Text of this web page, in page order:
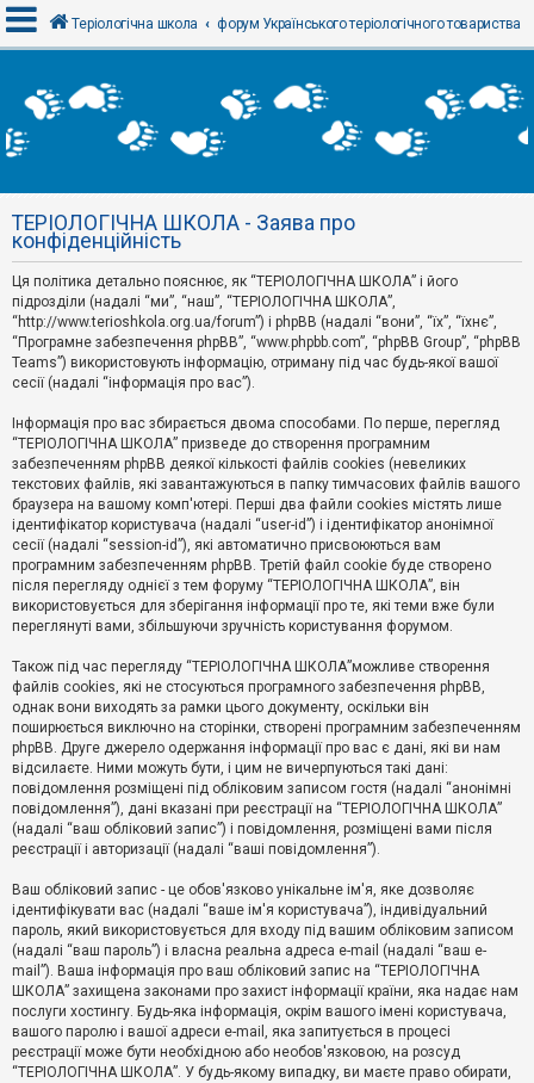
х
і
Р
е
с
т
р
а
ц
і
я
Т
е
м
и
б
е
з
в
і
д
о
і
д
е
й
А
т
и
в
е
м
и
П
о
ш
у
Теріологічна школа форум Українського теріологічного товариства
ТЕРІОЛОГІЧНА ШКОЛА - Заява про
конфіденційність
Ця політика детально пояснює, як “ТЕРІОЛОГІЧНА ШКОЛА” і його
підрозділи (надалі “ми”, “наш”, “ТЕРІОЛОГІЧНА ШКОЛА”,
“http://www.terioshkola.org.ua/forum”) і phpBB (надалі “вони”, “їх”, “їхнє”,
“Програмне забезпечення phpBB”, “www.phpbb.com”, “phpBB Group”, “phpBB
Teams”) використовують інформацію, отриману під час будь-якої вашої
сесії (надалі “інформація про вас”).
Інформація про вас збирається двома способами. По перше, перегляд
“ТЕРІОЛОГІЧНА ШКОЛА” призведе до створення програмним
забезпеченням phpBB деякої кількості файлів cookies (невеликих
текстових файлів, які завантажуються в папку тимчасових файлів вашого
браузера на вашому комп'ютері. Перші два файли cookies містять лише
ідентифікатор користувача (надалі “user-id”) і ідентифікатор анонімної
сесії (надалі “session-id”), які автоматично присвоюються вам
програмним забезпеченням phpBB. Третій файл cookie буде створено
після перегляду однієї з тем форуму “ТЕРІОЛОГІЧНА ШКОЛА”, він
використовується для зберігання інформації про те, які теми вже були
переглянуті вами, збільшуючи зручність користування форумом.
Також під час перегляду “ТЕРІОЛОГІЧНА ШКОЛА”можливе створення
файлів cookies, які не стосуються програмного забезпечення phpBB,
однак вони виходять за рамки цього документу, оскільки він
поширюється виключно на сторінки, створені програмним забезпеченням
phpBB. Друге джерело одержання інформації про вас є дані, які ви нам
відсилаєте. Ними можуть бути, і цим не вичерпуються такі дані:
повідомлення розміщені під обліковим записом гостя (надалі “анонімні
повідомлення”), дані вказані при реєстрації на “ТЕРІОЛОГІЧНА ШКОЛА”
(надалі “ваш обліковий запис”) і повідомлення, розміщені вами після
реєстрації і авторизації (надалі “ваші повідомлення”).
Ваш обліковий запис - це обов'язково унікальне ім'я, яке дозволяє
ідентифікувати вас (надалі “ваше ім'я користувача”), індивідуальний
пароль, який використовується для входу під вашим обліковим записом
(надалі “ваш пароль”) і власна реальна адреса e-mail (надалі “ваш e-
mail”). Ваша інформація про ваш обліковий запис на “ТЕРІОЛОГІЧНА
ШКОЛА” захищена законами про захист інформації країни, яка надає нам
послуги хостингу. Будь-яка інформація, окрім вашого імені користувача,
вашого паролю і вашої адреси e-mail, яка запитується в процесі
реєстрації може бути необхідною або необов'язковою, на розсуд
“ТЕРІОЛОГІЧНА ШКОЛА”. У будь-якому випадку, ви маєте право обирати,